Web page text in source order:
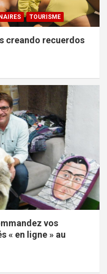
TOURISME
creando recuerdos
vos
« en ligne » au